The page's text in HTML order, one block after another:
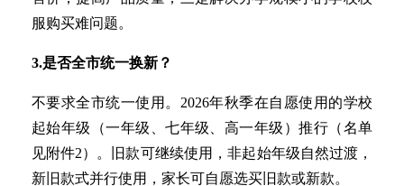
服购买难问题。
3.是否全市统一换新？
不要求全市统一使用。2026年秋季在自愿使用的学校
起始年级（一年级、七年级、高一年级）推行（名单
见附件2）。旧款可继续使用，非起始年级自然过渡，
新旧款式并行使用，家长可自愿选买旧款或新款。